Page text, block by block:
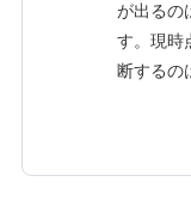
が出るの
す。現時
断するの